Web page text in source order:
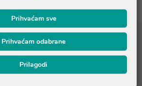
Sastojci
GLYCERIN, SODIUM HYALURONATE,
Prihvaćam sve
Prihvaćam odabrane
Prilagodi